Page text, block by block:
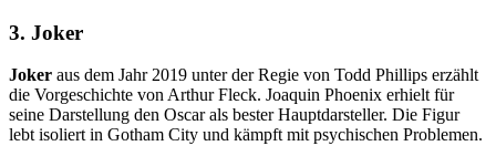
3. Joker
Joker aus dem Jahr 2019 unter der Regie von Todd Phillips erzählt
die Vorgeschichte von Arthur Fleck. Joaquin Phoenix erhielt für
seine Darstellung den Oscar als bester Hauptdarsteller. Die Figur
lebt isoliert in Gotham City und kämpft mit psychischen Problemen.